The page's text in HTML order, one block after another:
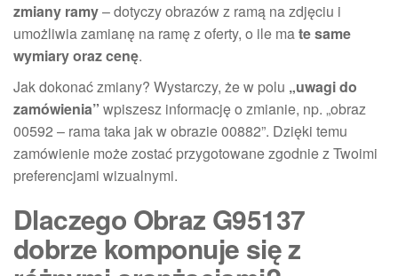
zmiany ramy– dotyczy obrazów z ramą na zdjęciu i
umożliwia zamianę na ramę z oferty, o ile mate same
wymiary oraz cenę.
Jak dokonać zmiany? Wystarczy, że w polu „uwagi do
zamówienia” wpiszesz informację o zmianie, np. „obraz
00592 – rama taka jak w obrazie 00882”. Dzięki temu
zamówienie może zostać przygotowane zgodnie z Twoimi
preferencjami wizualnymi.
Dlaczego Obraz G95137
dobrze komponuje się z